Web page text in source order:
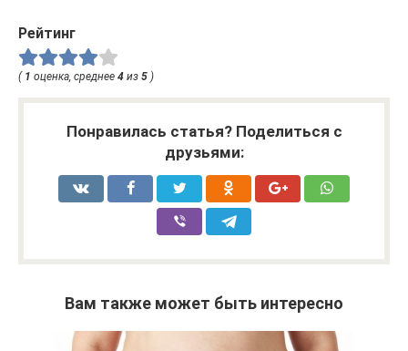
Рейтинг
( 1 оценка, среднее 4 из 5 )
Понравилась статья? Поделиться с
друзьями:
Вам также может быть интересно